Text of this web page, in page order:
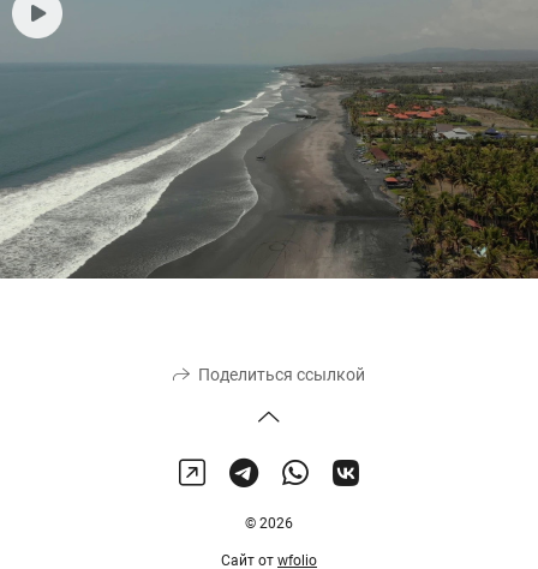
Поделиться ссылкой
© 2026
Сайт от wfolio